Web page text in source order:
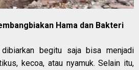
Hama dan Bakteri
begitu saja bisa menjadi
kecoa, atau nyamuk. Selain itu,